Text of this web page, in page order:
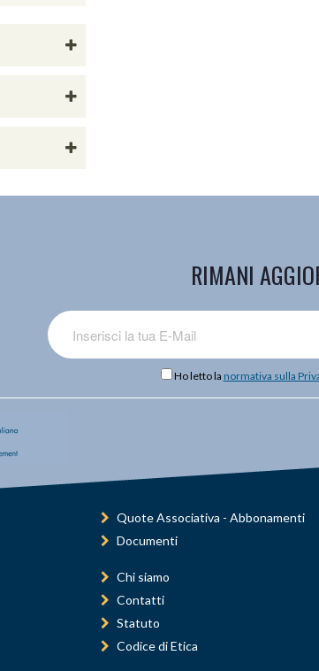
RIMANI
Ho letto la normativa sulla
Quote Associativa - Abbonamenti
Documenti
Chi siamo
Contatti
Statuto
Codice di Etica